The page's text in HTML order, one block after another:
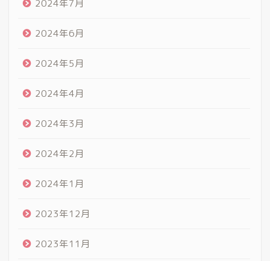
2024年7月
2024年6月
2024年5月
2024年4月
2024年3月
2024年2月
2024年1月
2023年12月
2023年11月